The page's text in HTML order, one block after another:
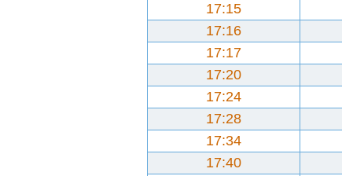
17:15
17:16
17:17
17:20
17:24
17:28
17:34
17:40